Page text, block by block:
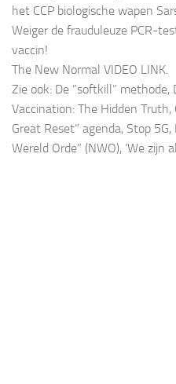
het CCP biologische wapen
Weiger de frauduleuze PCR-
vaccin!
The New Normal VIDEO LINK.
Zie ook: De “softkill”
Vaccination: The Hidden
Great Reset” agenda, Stop
Wereld Orde” (NWO), ‘We zijn